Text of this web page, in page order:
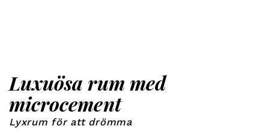
Luxuösa rum med
microcement
Lyxrum för att drömma